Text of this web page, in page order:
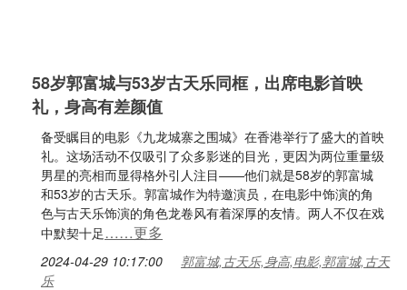
58岁郭富城与53岁古天乐同框，出席电影首映
礼，身高有差颜值
备受瞩目的电影《九龙城寨之围城》在香港举行了盛大的首映
礼。这场活动不仅吸引了众多影迷的目光，更因为两位重量级
男星的亮相而显得格外引人注目——他们就是58岁的郭富城
和53岁的古天乐。郭富城作为特邀演员，在电影中饰演的角
色与古天乐饰演的角色龙卷风有着深厚的友情。两人不仅在戏
中默契十足……更多
2024-04-29 10:17:00
郭富城,古天乐,身高,电影,郭富城,古天
乐